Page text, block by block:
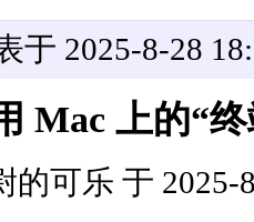
于 2025-8-28
Mac 上的“
的可乐 于 2025-